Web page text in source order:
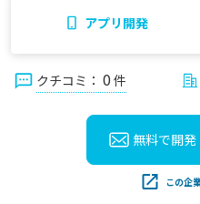
アプリ開発
クチコミ： 0 件
無料で開
この企